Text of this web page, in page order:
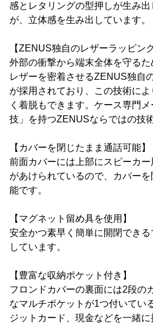
感とレタリングの型押しが生み
が、立体感を生み出しています。
【ZENUS独自のレザーラッピン
外部の衝撃から端末全体を守る
レザーを密着させるZENUS独自
が採用されており、この技術に
く着脱もできます。ケース専門
技」を持つZENUSならではの技
【カバーを閉じたまま通話可能】
前面カバーには上部にスピーカ
があけられているので、カバー
能です。
【マグネット留め具を使用】
安全かつ素早く簡単に開閉でき
しています。
【豊富な収納ポケット付き】
フロンドカバーの裏面には2段の
なマルチポケットが1つ付いてい
ジットカード、現金などを一緒